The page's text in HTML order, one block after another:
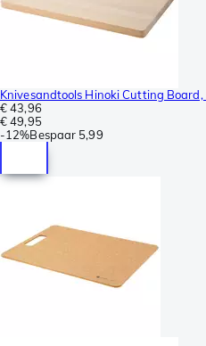
Knivesandtools Hinoki Cutting
€ 43,96
€ 49,95
-12%Bespaar 5,99